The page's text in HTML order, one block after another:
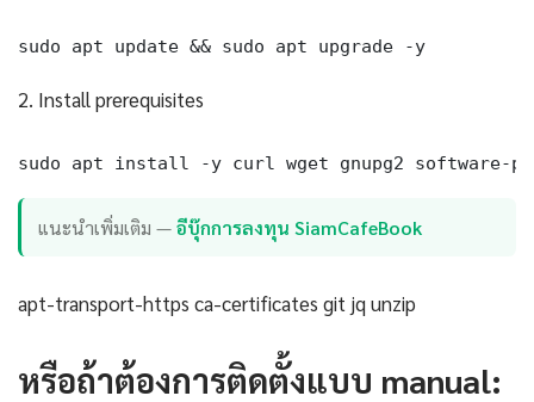
sudo apt update && sudo apt upgrade -y
2. Install prerequisites
sudo apt install -y curl wget gnupg2 software-
แนะนำเพิ่มเติม —อีบุ๊กการลงทุน SiamCafeBook
apt-transport-https ca-certificates git jq unzip
หรือถ้าต้องการติดตั้งแบบ manual: